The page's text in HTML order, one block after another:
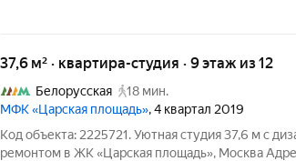
37,6 м² · квартира-студия · 9 этаж из 12
Белорусская
18 мин.
МФК «Царская площадь», 4 квартал 2019
Код объекта: 2225721. Уютная студия 37,6 м с
ремонтом в ЖК «Царская площадь», Москва